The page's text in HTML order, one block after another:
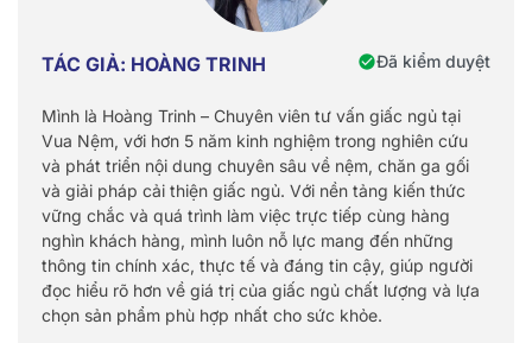
TÁC GIẢ: HOÀNG TRINH Đã kiểm duyệt
Mình là Hoàng Trinh – Chuyên viên tư vấn giấc ngủ tại
Vua Nệm, với hơn 5 năm kinh nghiệm trong nghiên cứu
và phát triển nội dung chuyên sâu về nệm, chăn ga gối
và giải pháp cải thiện giấc ngủ. Với nền tảng kiến thức
vững chắc và quá trình làm việc trực tiếp cùng hàng
nghìn khách hàng, mình luôn nỗ lực mang đến những
thông tin chính xác, thực tế và đáng tin cậy, giúp người
đọc hiểu rõ hơn về giá trị của giấc ngủ chất lượng và lựa
chọn sản phẩm phù hợp nhất cho sức khỏe.